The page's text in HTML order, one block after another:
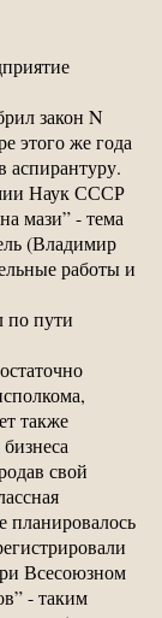
закон N
этого же года
аспирантуру.
Наук СССР
мази” - тема
(Владимир
работы и
по пути
также
свой
планировалось
Всесоюзном
- таким